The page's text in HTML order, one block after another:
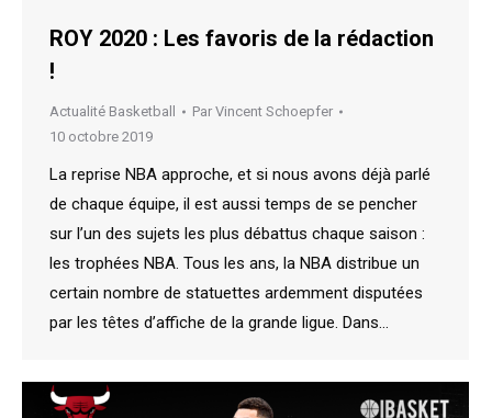
ROY 2020 : Les favoris de la rédaction
!
Actualité Basketball Par Vincent Schoepfer
10 octobre 2019
La reprise NBA approche, et si nous avons déjà parlé
de chaque équipe, il est aussi temps de se pencher
sur l’un des sujets les plus débattus chaque saison :
les trophées NBA. Tous les ans, la NBA distribue un
certain nombre de statuettes ardemment disputées
par les têtes d’affiche de la grande ligue. Dans…